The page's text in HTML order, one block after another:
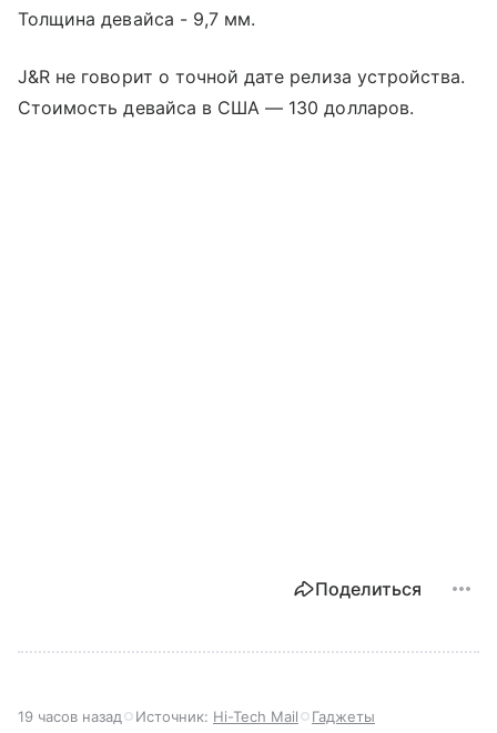
Толщина девайса - 9,7 мм.
J&R не говорит о точной дате релиза устройства.
Стоимость девайса в США — 130 долларов.
Поделиться
19 часов назад Источник: Hi-Tech Mail Гаджеты